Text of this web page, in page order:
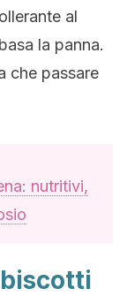
al
la panna.
che passare
nutritivi,